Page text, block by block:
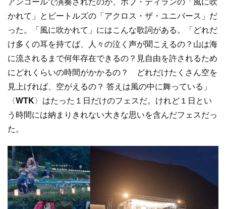
かれて」とビートルズの「アクロス・ザ・ユニバース」だ
った。「風に吹かれて」にはこんな歌詞がある。「どれだ
け多くの耳を持てば、人々の泣く声が聞こえるの？山は海
に流されるまで何年存在できるの？見自由を許されるため
にどれくらいの時間がかかるの？ どれだけたくさん空を
見上げれば、空がえるの？ 答えは風の中に舞っている」
〈WTK〉はたった１日だけのフェスだ。けれど１日とい
う時間には納まりきれない大きな思いを含んだフェスだっ
た。